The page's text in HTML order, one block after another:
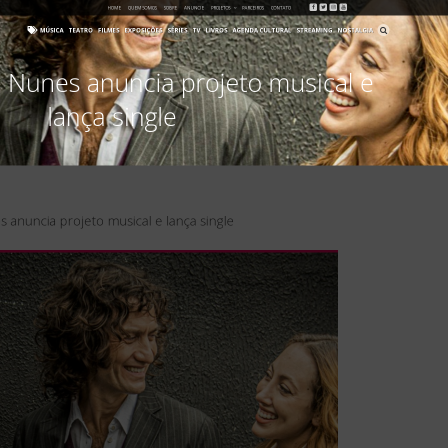
HOME QUEM SOMOS SOBRE ANUNCIE PROJETOS PARCEIROS CONTATO Facebook
Twitter
Instagram
Youtube
MÚSICA TEATRO FILMES EXPOSIÇÕES SÉRIES TV LIVROS AGENDA CULTURAL STREAMING NOSTALGIA
Nunes anuncia projeto musical e
lança single
anuncia projeto musical e lança single